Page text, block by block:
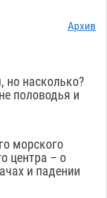
Архив
насколько?
половодья и
морского
центра – о
и падении